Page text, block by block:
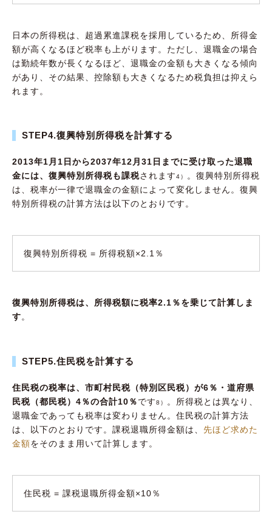
日本の所得税は、超過累進課税を採用しているため、所得金
額が高くなるほど税率も上がります。ただし、退職金の場合
は勤続年数が長くなるほど、退職金の金額も大きくなる傾向
があり、その結果、控除額も大きくなるため税負担は抑えら
れます。
STEP4.復興特別所得税を計算する
2013年1月1日から2037年12月31日までに受け取った退職
金には、復興特別所得税も課税されます4）
。復興特別所得税
は、税率が一律で退職金の金額によって変化しません。復興
特別所得税の計算方法は以下のとおりです。
復興特別所得税 = 所得税額×2.1％
復興特別所得税は、所得税額に税率2.1％を乗じて計算しま
す。
STEP5.住民税を計算する
住民税の税率は、市町村民税（特別区民税）が6％・道府県
民税（都民税）4％の合計10％です8）
。所得税とは異なり、
退職金であっても税率は変わりません。住民税の計算方法
は、以下のとおりです。課税退職所得金額は、 先ほど求めた
金額をそのまま用いて計算します。
住民税 = 課税退職所得金額×10％